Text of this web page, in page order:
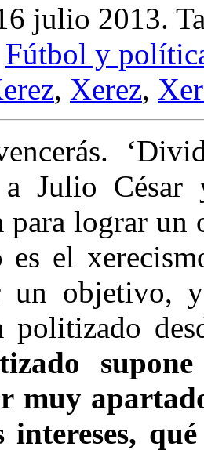
julio 2013.
Fútbol y
, Xerez,
a Julio
para lograr
es el
un objetivo,
politizado
muy
intereses,